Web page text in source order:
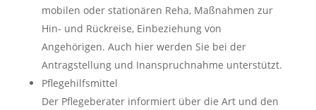
mobilen oder stationären Reha, Maßnahmen zur
Hin- und Rückreise, Einbeziehung von
Angehörigen. Auch hier werden Sie bei der
Antragstellung und Inanspruchnahme unterstützt.
Pflegehilfsmittel
Der Pflegeberater informiert über die Art und den